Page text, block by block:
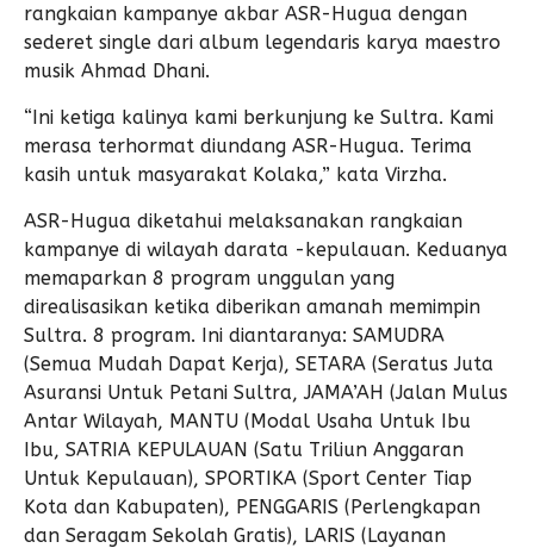
rangkaian kampanye akbar ASR-Hugua dengan
sederet single dari album legendaris karya maestro
musik Ahmad Dhani.
“Ini ketiga kalinya kami berkunjung ke Sultra. Kami
merasa terhormat diundang ASR-Hugua. Terima
kasih untuk masyarakat Kolaka,” kata Virzha.
ASR-Hugua diketahui melaksanakan rangkaian
kampanye di wilayah darata -kepulauan. Keduanya
memaparkan 8 program unggulan yang
direalisasikan ketika diberikan amanah memimpin
Sultra. 8 program. Ini diantaranya: SAMUDRA
(Semua Mudah Dapat Kerja), SETARA (Seratus Juta
Asuransi Untuk Petani Sultra, JAMA’AH (Jalan Mulus
Antar Wilayah, MANTU (Modal Usaha Untuk Ibu
Ibu, SATRIA KEPULAUAN (Satu Triliun Anggaran
Untuk Kepulauan), SPORTIKA (Sport Center Tiap
Kota dan Kabupaten), PENGGARIS (Perlengkapan
dan Seragam Sekolah Gratis), LARIS (Layanan